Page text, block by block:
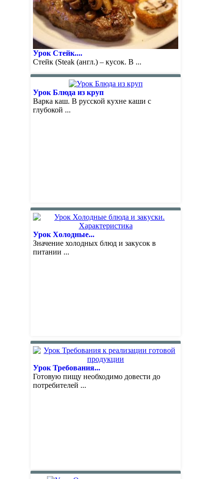
Урок Стейк....
Стейк (Steak (англ.) – кусок. В ...
Урок Блюда из круп
Варка каш. В русской кухне каши с
глубокой ...
Урок Холодные...
Значение холодных блюд и закусок в
питании ...
Урок Требования...
Готовую пищу необходимо довести до
потребителей ...